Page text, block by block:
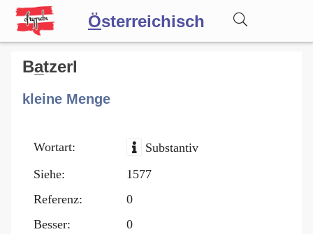
Österreichisch
Wörterbuch
Forum
Blog
Ba̲tzerl
kleine Menge
Wortart:
Substantiv
Siehe:
1577
Referenz:
0
Besser:
0